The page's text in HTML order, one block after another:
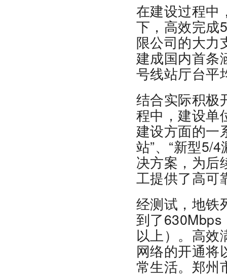
在建设过程中
下，高效完成
限公司的大力
建成国内首条
号线站厅台平
结合实际积极
程中，建设单
建设方面的一
站”、“新型5/
决方案，为后
工提供了高可
经测试，地铁
到了
以上）。高效
网络的开通将
常生活。郑州